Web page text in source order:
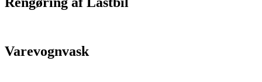
Varevognvask